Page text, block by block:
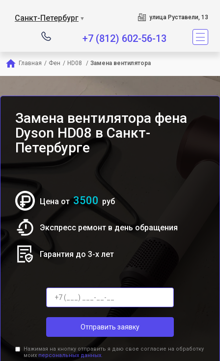
Санкт-Петербург ▼ улица Руставели, 13
+7 (812) 602-56-13
Главная / Фен / HD08 / Замена вентилятора
Замена вентилятора фена
Dyson HD08 в Санкт-
Петербурге
Цена от 3500 руб
Экспресс ремонт в день обращения
Гарантия до 3-х лет
Отправить заявку
Нажимая на кнопку отправить я даю свое согласие на обработку
моих персональных данных.